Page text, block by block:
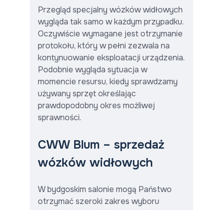
Przegląd specjalny wózków widłowych
wygląda tak samo w każdym przypadku.
Oczywiście wymagane jest otrzymanie
protokołu, który w pełni zezwala na
kontynuowanie eksploatacji urządzenia.
Podobnie wygląda sytuacja w
momencie resursu, kiedy sprawdzamy
używany sprzęt określając
prawdopodobny okres możliwej
sprawności.
CWW Blum – sprzedaż
wózków widłowych
W bydgoskim salonie mogą Państwo
otrzymać szeroki zakres wyboru